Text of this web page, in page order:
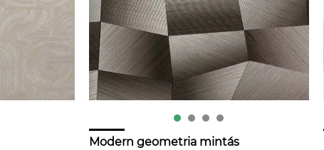
Modern geometria mintás